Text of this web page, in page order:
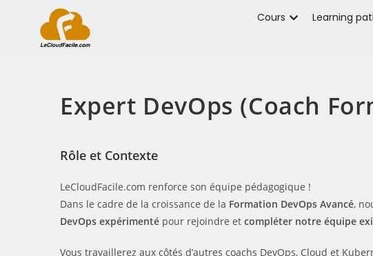
Cours Learning
Expert DevOps (Coach
Rôle et Contexte
LeCloudFacile.com renforce son équipe pédagogique !
Dans le cadre de la croissance de la Formation DevOps Avancé,
DevOps expérimenté pour rejoindre et compléter notre équipe
Vous travaillerez aux côtés d’autres coachs DevOps, Cloud et